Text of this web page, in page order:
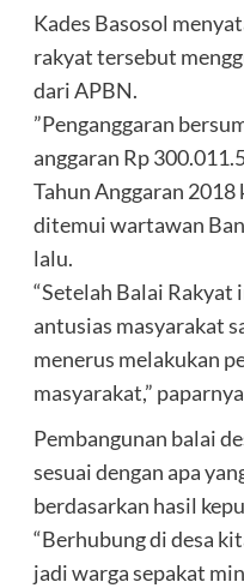
Kades Basosol
rakyat tersebut
dari APBN.
”Penganggaran
anggaran Rp
Tahun Anggaran
ditemui wartawan
lalu.
“Setelah Balai Rakyat
antusias masyarakat
menerus melakukan
masyarakat,”
Pembangunan balai
sesuai dengan apa
berdasarkan hasil
“Berhubung di desa
jadi warga sepakat